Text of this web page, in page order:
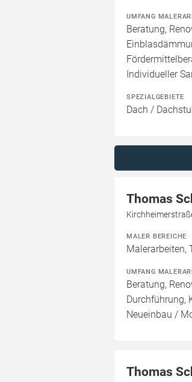
UMFANG
Beratung,
Individueller
SPEZIALGEBIETE
Dach /
Thomas
MALER BEREICHE
Malerarbeiten,
UMFANG
Beratung,
Durchführung,
Neueinbau /
Thomas